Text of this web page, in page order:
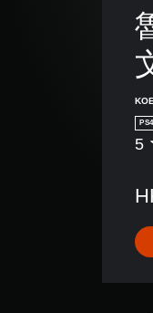
PS4
平
分
5
顆
（
5